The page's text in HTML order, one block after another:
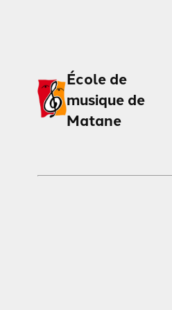
École de
musique de
Matane